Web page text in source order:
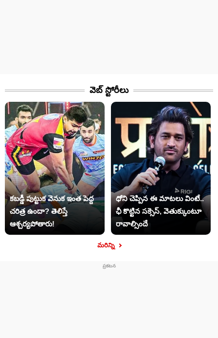
వెబ్ స్టోరీలు​
కబడ్డీ పుట్టుక వెనుక ఇంత పెద్ద
చరిత్ర ఉందా? తెలిస్తే
ఆశ్చర్యపోతారు!
ధోని చెప్పిన ఈ మాటలు వింటే..
ఛీ కొట్టిన సక్సెస్, వెతుక్కుంటూ
రావాల్సిందే
మరిన్ని